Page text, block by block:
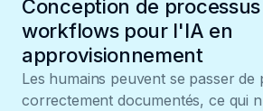
Conception de
workflows pour l'IA en
approvisionnement
Les humains peuvent se passer de
correctement documentés, ce qui